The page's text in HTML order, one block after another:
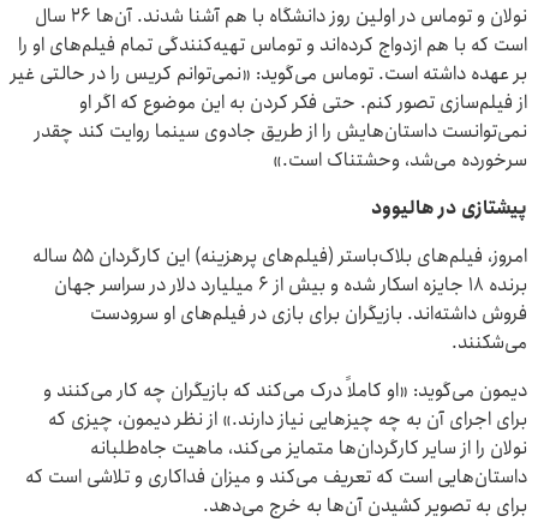
نولان و توماس در اولین روز دانشگاه با هم آشنا شدند. آن‌ها ۲۶ سال
است که با هم ازدواج کرده‌اند و توماس تهیه‌کنندگی تمام فیلم‌های او را
بر عهده داشته است. توماس می‌گوید: «نمی‌توانم کریس را در حالتی غیر
از فیلم‌سازی تصور کنم. حتی فکر کردن به این موضوع که اگر او
نمی‌توانست داستان‌هایش را از طریق جادوی سینما روایت کند چقدر
سرخورده می‌شد، وحشتناک است.»
پیشتازی در هالیوود
امروز، فیلم‌های بلاک‌باستر (فیلم‌های پرهزینه) این کارگردان ۵۵ ساله
برنده ۱۸ جایزه اسکار شده و بیش از ۶ میلیارد دلار در سراسر جهان
فروش داشته‌اند. بازیگران برای بازی در فیلم‌های او سرودست
می‌شکنند.
دیمون می‌گوید: «او کاملاً درک می‌کند که بازیگران چه کار می‌کنند و
برای اجرای آن به چه چیزهایی نیاز دارند.» از نظر دیمون، چیزی که
نولان را از سایر کارگردان‌ها متمایز می‌کند، ماهیت جاه‌طلبانه
داستان‌هایی است که تعریف می‌کند و میزان فداکاری و تلاشی است که
برای به تصویر کشیدن آن‌ها به خرج می‌دهد.